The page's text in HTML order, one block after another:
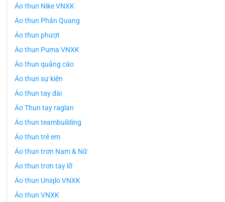
Áo thun Nike VNXK
Áo thun Phản Quang
Áo thun phượt
Áo thun Puma VNXK
Áo thun quảng cáo
Áo thun sự kiện
Áo thun tay dài
Áo Thun tay raglan
Áo thun teambuilding
Áo thun trẻ em
Áo thun trơn Nam & Nữ
Áo thun trơn tay lỡ
Áo thun Uniqlo VNXK
Áo thun VNXK